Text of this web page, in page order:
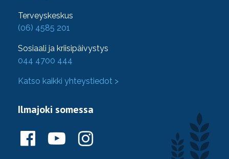
Terveyskeskus
(06) 4585 201
Sosiaali ja kriisipäivystys
044 4700 444
Katso kaikki yhteystiedot >
Ilmajoki somessa